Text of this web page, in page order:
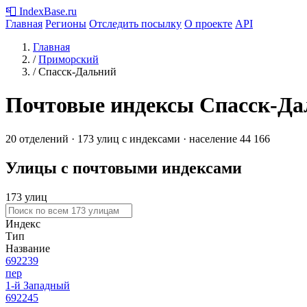
📮 IndexBase.ru
Главная Регионы Отследить посылку О проекте API
Главная
/ Приморский
/ Спасск-Дальний
Почтовые индексы Спасск-
20 отделений · 173 улиц с индексами · население 44 166
Улицы с почтовыми индексами
173 улиц
Индекс
Тип
Название
692239
пер
1-й Западный
692245